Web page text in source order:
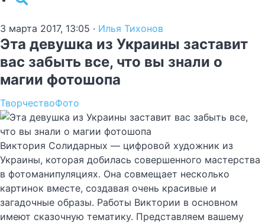
3 марта 2017, 13:05 · Илья Тихонов
Эта девушка из Украины заставит
вас забыть все, что вы знали о
магии фотошопа
ТворчествоФото
Виктория Солидарных — цифровой художник из
Украины, которая добилась совершенного мастерства
в фотоманипуляциях. Она совмещает несколько
картинок вместе, создавая очень красивые и
загадочные образы. Работы Виктории в основном
имеют сказочную тематику. Представляем вашему